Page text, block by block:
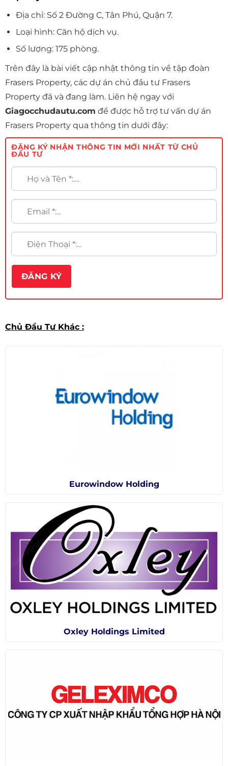
Địa chỉ: Số 2 Đường C, Tân Phú, Quận 7.
Loại hình: Căn hộ dịch vụ.
Số lượng: 175 phòng.
Trên đây là bài viết cập nhật thông tin về tập đoàn
Frasers Property, các dự án chủ đầu tư Frasers
Property đã và đang làm. Liên hệ ngay với
Giagocchudautu.com để được hỗ trợ tư vấn dự án
Frasers Property qua thông tin dưới đây:
ĐĂNG KÝ NHẬN THÔNG TIN MỚI NHẤT TỪ CHỦ
ĐẦU TƯ
Chủ Đầu Tư Khác :
Eurowindow Holding
Oxley Holdings Limited